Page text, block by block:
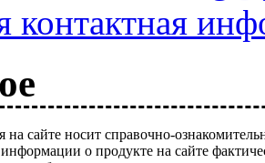
контактная
сайте носит справочно-
информации о продукте на сайте